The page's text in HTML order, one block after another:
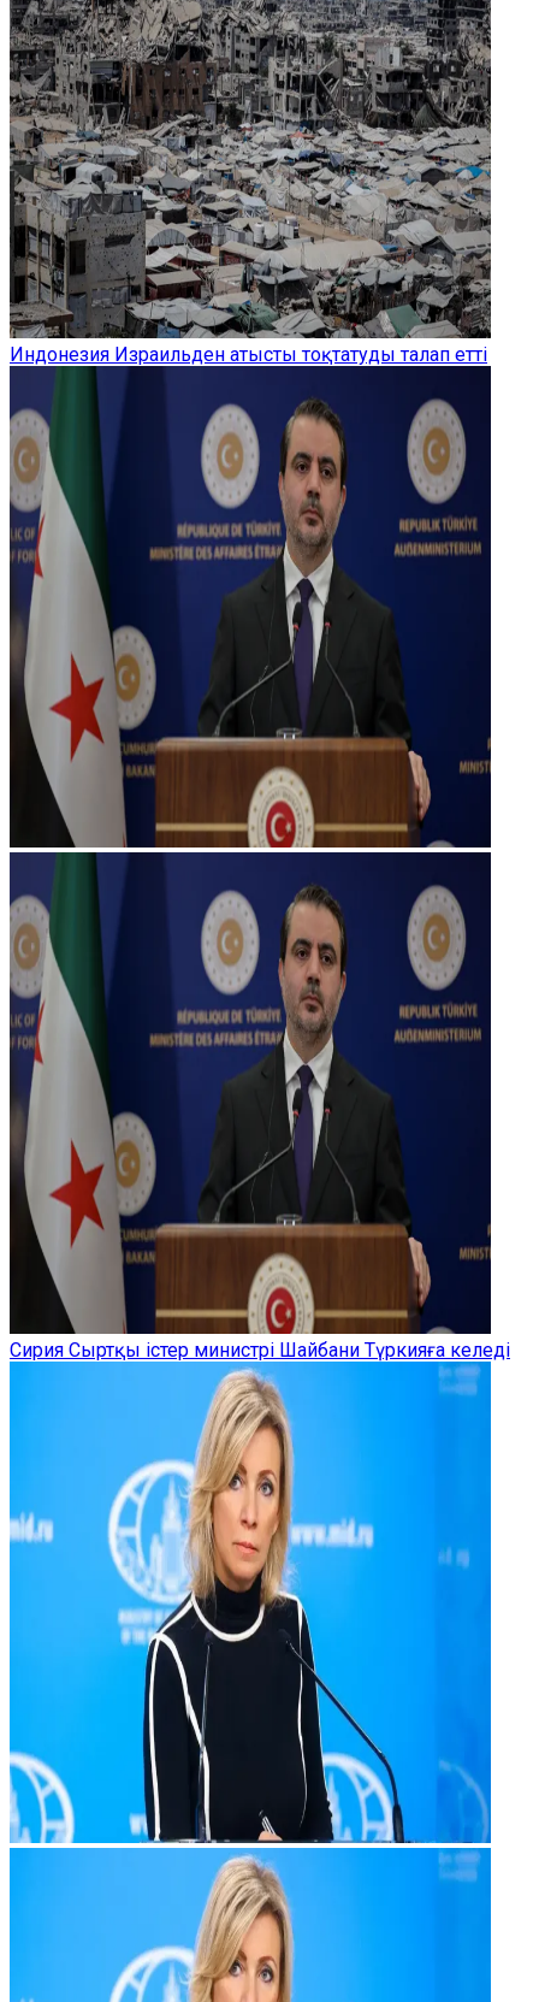
Индонезия Израильден атысты тоқтатуды талап етті
Сирия Сыртқы істер министрі Шайбани Түркияға келеді